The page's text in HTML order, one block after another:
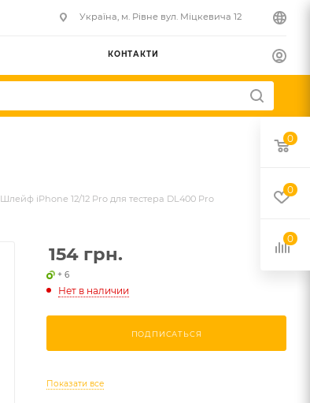
Українa, м. Рівне вул. Міцкевича 12
КОНТАКТИ
Шлейф iPhone 12/12 Pro для тестера DL400 Pro
154 грн.
+ 6
Нет в наличии
ПОДПИСАТЬСЯ
Показати все
0
0
0